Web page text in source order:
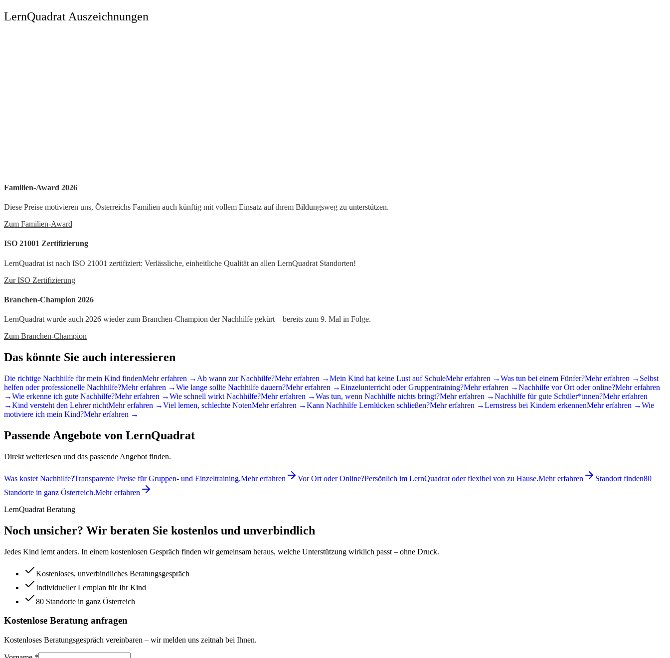
LernQuadrat Auszeichnungen
Familien-Award 2026
Diese Preise motivieren uns, Österreichs Familien auch künftig mit vollem Einsatz auf ihrem Bildungsweg zu unterstützen.
Zum Familien-Award
ISO 21001 Zertifizierung
LernQuadrat ist nach ISO 21001 zertifiziert: Verlässliche, einheitliche Qualität an allen LernQuadrat Standorten!
Zur ISO Zertifizierung
Branchen-Champion 2026
LernQuadrat wurde auch 2026 wieder zum Branchen-Champion der Nachhilfe gekürt – bereits zum 9. Mal in Folge.
Zum Branchen-Champion
Das könnte Sie auch interessieren
Die richtige Nachhilfe für mein Kind findenMehr erfahren → Ab wann zur Nachhilfe?Mehr erfahren →Mein Kind hat keine Lust auf SchuleMehr erfahren →Was tun bei einem Fünfer?Mehr erfahren → Selbst
helfen oder professionelle Nachhilfe?Mehr erfahren →Wie lange sollte Nachhilfe dauern?Mehr erfahren →Einzelunterricht oder Gruppentraining?Mehr erfahren →Nachhilfe vor Ort oder online?Mehr erfahren
→Wie erkenne ich gute Nachhilfe?Mehr erfahren →Wie schnell wirkt Nachhilfe?Mehr erfahren →Was tun, wenn Nachhilfe nichts bringt?Mehr erfahren →Nachhilfe für gute Schüler*innen?Mehr erfahren
→Kind versteht den Lehrer nichtMehr erfahren →Viel lernen, schlechte NotenMehr erfahren →Kann Nachhilfe Lernlücken schließen?Mehr erfahren →Lernstress bei Kindern erkennenMehr erfahren →Wie
motiviere ich mein Kind?Mehr erfahren →
Passende Angebote von LernQuadrat
Direkt weiterlesen und das passende Angebot finden.
Was kostet Nachhilfe?Transparente Preise für Gruppen- und Einzeltraining.Mehr erfahren Vor Ort oder Online?Persönlich im LernQuadrat oder flexibel von zu Hause.Mehr erfahren Standort finden80
Standorte in ganz Österreich.Mehr erfahren
LernQuadrat Beratung
Noch unsicher? Wir beraten Sie kostenlos und unverbindlich
Jedes Kind lernt anders. In einem kostenlosen Gespräch finden wir gemeinsam heraus, welche Unterstützung wirklich passt – ohne Druck.
Kostenloses, unverbindliches Beratungsgespräch
Individueller Lernplan für Ihr Kind
80 Standorte in ganz Österreich
Kostenlose Beratung anfragen
Kostenloses Beratungsgespräch vereinbaren – wir melden uns zeitnah bei Ihnen.